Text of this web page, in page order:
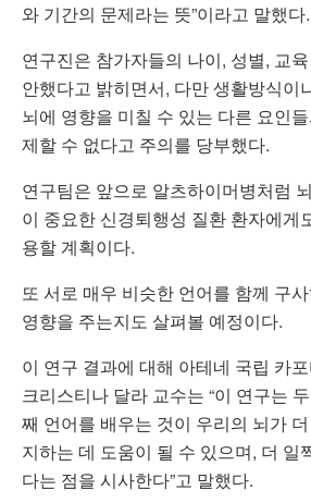
와 기간의 문제라는 뜻”이라고 말했다.
연구진은 참가자들의 나이, 성별, 교
안했다고 밝히면서, 다만 생활방식이
뇌에 영향을 미칠 수 있는 다른 요인
제할 수 없다고 주의를 당부했다.
연구팀은 앞으로 알츠하이머병처럼
이 중요한 신경퇴행성 질환 환자에게
용할 계획이다.
또 서로 매우 비슷한 언어를 함께 구
영향을 주는지도 살펴볼 예정이다.
이 연구 결과에 대해 아테네 국립 카
크리스티나 달라 교수는 “이 연구는
째 언어를 배우는 것이 우리의 뇌가
지하는 데 도움이 될 수 있으며, 더 일
다는 점을 시사한다”고 말했다.